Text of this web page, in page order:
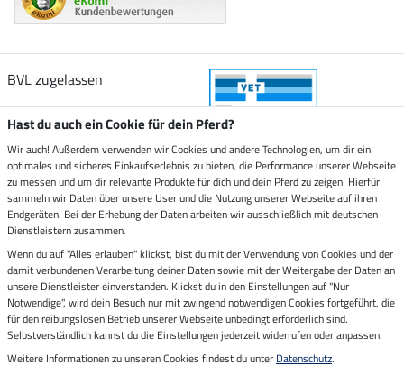
BVL zugelassen
Zustellung durch
Sicher bezahlen mit
Rechnung Vorkasse
Impressum
Hast du auch ein Cookie für dein Pferd?
Wir auch! Außerdem verwenden wir Cookies und andere Technologien, um dir ein
optimales und sicheres Einkaufserlebnis zu bieten, die Performance unserer Webseite
zu messen und um dir relevante Produkte für dich und dein Pferd zu zeigen! Hierfür
sammeln wir Daten über unsere User und die Nutzung unserer Webseite auf ihren
Endgeräten. Bei der Erhebung der Daten arbeiten wir ausschließlich mit deutschen
Dienstleistern zusammen.
Wenn du auf "Alles erlauben" klickst, bist du mit der Verwendung von Cookies und der
damit verbundenen Verarbeitung deiner Daten sowie mit der Weitergabe der Daten an
unsere Dienstleister einverstanden. Klickst du in den Einstellungen auf "Nur
Notwendige", wird dein Besuch nur mit zwingend notwendigen Cookies fortgeführt, die
für den reibungslosen Betrieb unserer Webseite unbedingt erforderlich sind.
Selbstverständlich kannst du die Einstellungen jederzeit widerrufen oder anpassen.
Weitere Informationen zu unseren Cookies findest du unter Datenschutz.